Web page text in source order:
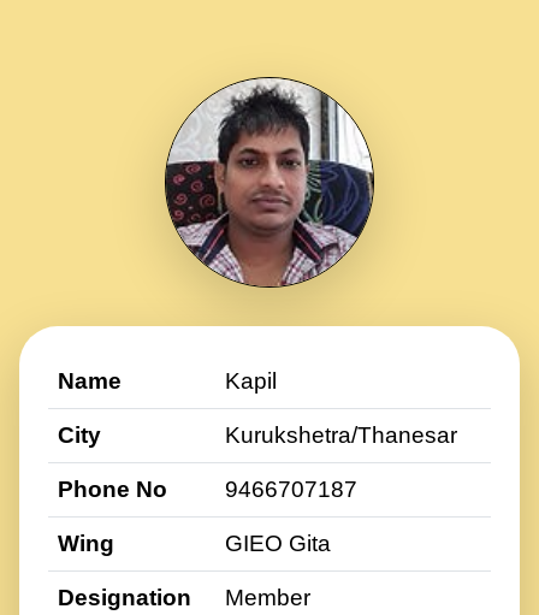
Name Kapil
City Kurukshetra/Thanesar
Phone No 9466707187
Wing GIEO Gita
Designation Member